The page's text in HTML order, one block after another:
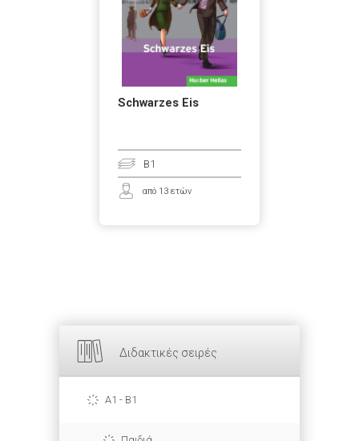
Διδακτικές σειρές
A1 - B1
Schwarzes Eis
B1
από 13 ετών